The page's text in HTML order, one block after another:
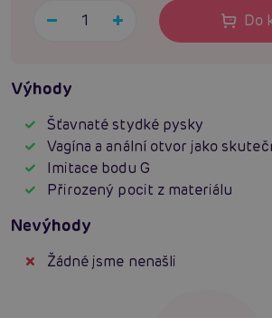
Do
Výhody
Šťavnaté stydké pysky
Vagína a anální otvor jako
Imitace bodu G
Přirozený pocit z materiálu
Nevýhody
Žádné jsme nenašli